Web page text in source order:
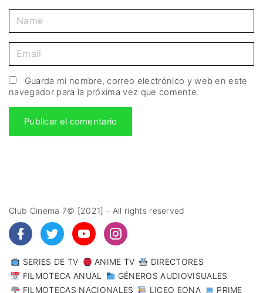
Guarda mi nombre, correo electrónico y web en este
navegador para la próxima vez que comente.
Club Cinema 7© [2021] - All rights reserved
SERIES DE TV ANIME TV
DIRECTORES
FILMOTECA ANUAL
GÉNEROS AUDIOVISUALES
FILMOTECAS NACIONALES
LICEO EONA PRIME